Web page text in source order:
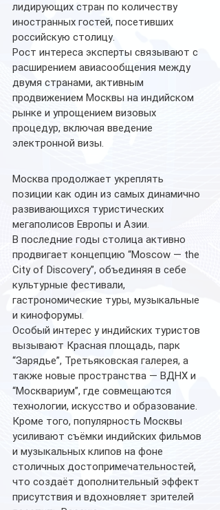
лидирующих стран по количеству
иностранных гостей, посетивших
российскую столицу.
Рост интереса эксперты связывают с
расширением авиасообщения между
двумя странами, активным
продвижением Москвы на индийском
рынке и упрощением визовых
процедур, включая введение
электронной визы.
Москва продолжает укреплять
позиции как один из самых динамично
развивающихся туристических
мегаполисов Европы и Азии.
В последние годы столица активно
продвигает концепцию “Moscow — the
City of Discovery”, объединяя в себе
культурные фестивали,
гастрономические туры, музыкальные
и кинофорумы.
Особый интерес у индийских туристов
вызывают Красная площадь, парк
“Зарядье”, Третьяковская галерея, а
также новые пространства — ВДНХ и
“Москвариум”, где совмещаются
технологии, искусство и образование.
Кроме того, популярность Москвы
усиливают съёмки индийских фильмов
и музыкальных клипов на фоне
столичных достопримечательностей,
что создаёт дополнительный эффект
присутствия и вдохновляет зрителей